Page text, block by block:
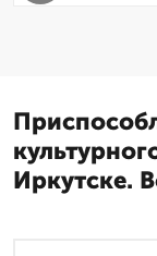
Иркутске.